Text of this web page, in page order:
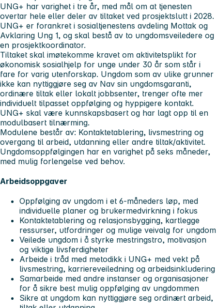
UNG+ har varighet i tre år, med mål om at tjenesten
overtar hele eller deler av tiltaket ved prosjektslutt i 2028.
UNG+ er forankret i sosialtjenestens avdeling Mottak og
Avklaring Ung 1, og skal bestå av to ungdomsveiledere og
en prosjektkoordinator.
Tiltaket skal imøtekomme kravet om aktivitetsplikt for
økonomisk sosialhjelp for unge under 30 år som står i
fare for varig utenforskap. Ungdom som av ulike grunner
ikke kan nyttiggjøre seg av Nav sin ungdomsgaranti,
ordinære tiltak eller lokalt jobbsenter, trenger ofte mer
individuelt tilpasset oppfølging og hyppigere kontakt.
UNG+ skal være kunnskapsbasert og har lagt opp til en
modulbasert tilnærming.
Modulene består av: Kontaktetablering, livsmestring og
overgang til arbeid, utdanning eller andre tiltak/aktivitet.
Ungdomsoppfølgingen har en varighet på seks måneder,
med mulig forlengelse ved behov.
Arbeidsoppgaver
Oppfølging av ungdom i et 6-måneders løp, med
individuelle planer og brukermedvirkning i fokus
Kontaktetablering og relasjonsbygging, kartlegge
ressurser, utfordringer og mulige veivalg for ungdom
Veilede ungdom i å styrke mestringstro, motivasjon
og viktige livsferdigheter
Arbeide i tråd med metodikk i UNG+ med vekt på
livsmestring, karriereveiledning og arbeidsinkludering
Samarbeide med andre instanser og organisasjoner
for å sikre best mulig oppfølging av ungdommen
Sikre at ungdom kan nyttiggjøre seg ordinært arbeid,